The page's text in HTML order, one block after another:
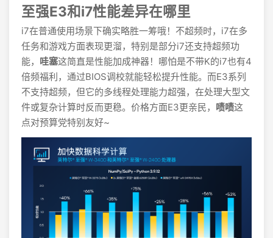
至强E3和i7性能差异在哪里
i7在普通使用场景下确实略胜一筹哦！不超频时，i7在多
任务和游戏方面表现更溜，特别是部分i7还支持超频功
能， 哇塞这简直是性能加成神器！哪怕是不带K的i7也有4
倍频福利，通过BIOS调校就能轻松提升性能。而E3系列
不支持超频，但它的多线程处理能力超强，在处理大型文
件或复杂计算时反而更稳。价格方面E3更亲民， 啧啧这
点对预算党特别友好~